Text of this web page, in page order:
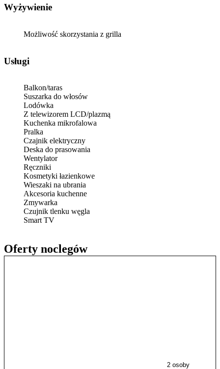
Oferty noclegów
2 osoby
Wyżywienie
Możliwość skorzystania z grilla
Usługi
Balkon/taras
Suszarka do włosów
Lodówka
Z telewizorem LCD/plazmą
Kuchenka mikrofalowa
Pralka
Czajnik elektryczny
Deska do prasowania
Wentylator
Ręczniki
Kosmetyki łazienkowe
Wieszaki na ubrania
Akcesoria kuchenne
Zmywarka
Czujnik tlenku węgla
Smart TV